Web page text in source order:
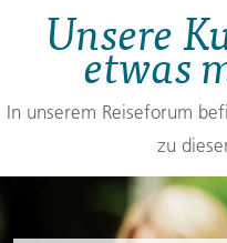
Unsere
etwas
In unserem Reiseforum
zu